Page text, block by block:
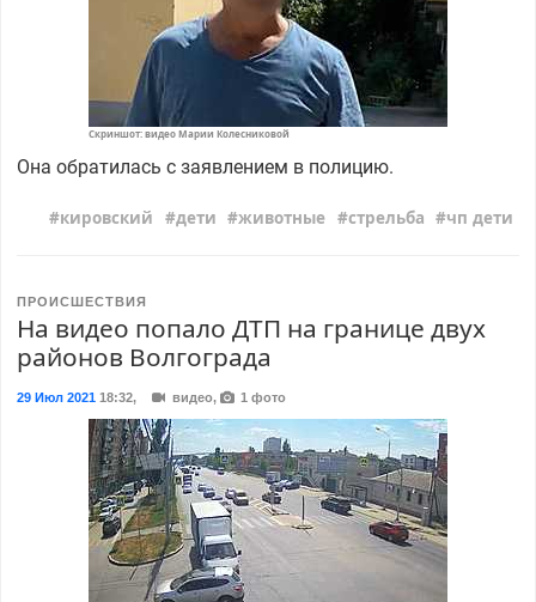
Скриншот: видео Марии Колесниковой
Она обратилась с заявлением в полицию.
кировский дети животные стрельба чп дети
ПРОИСШЕСТВИЯ
На видео попало ДТП на границе двух
районов Волгограда
29 Июл 202118:32, видео, 1 фото